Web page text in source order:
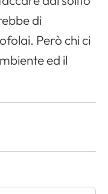
di
Però chi ci
ed il